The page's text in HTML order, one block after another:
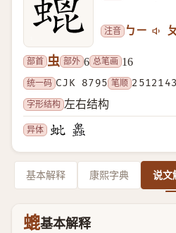
注音 ㄅㄧ
部首 虫 部外 6 总笔画 16
统一码 CJK 8795 笔顺
字形结构 左右结构
异体
基本解释 康熙字典 说文
螕基本解释